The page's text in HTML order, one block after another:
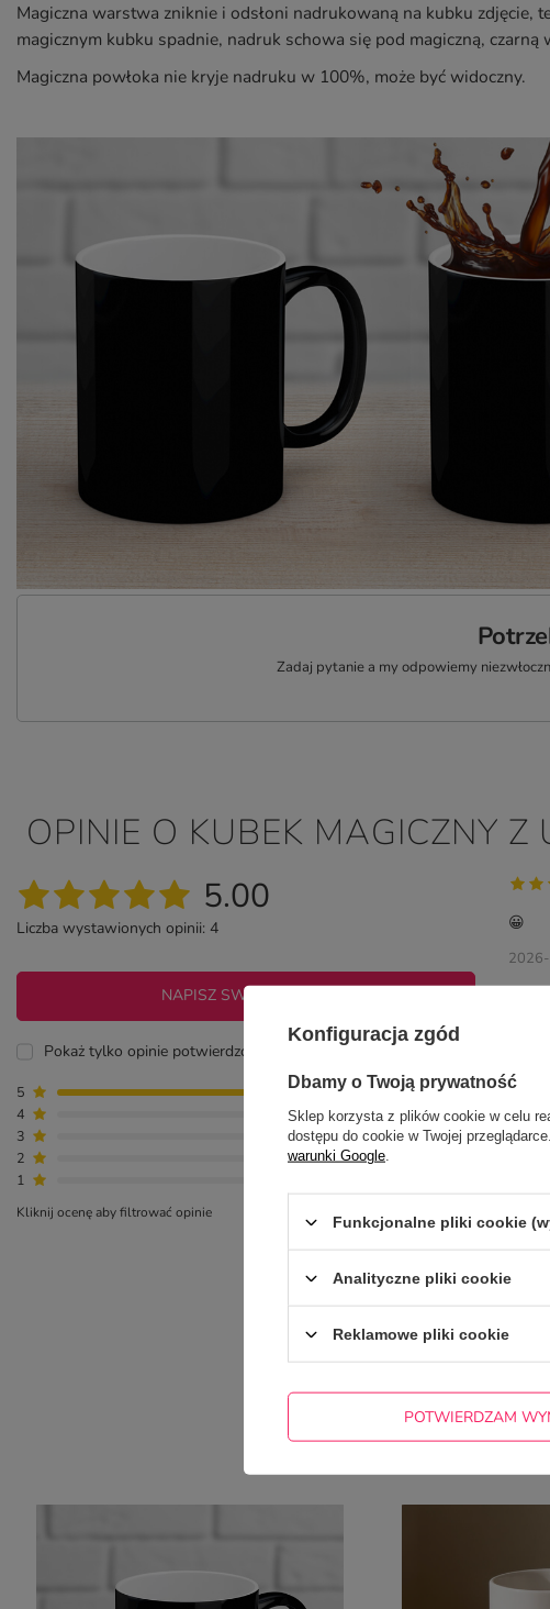
Magiczna warstwa zniknie i odsłoni nadrukowaną na kubku zdjęcie,
magicznym kubku spadnie, nadruk schowa się pod magiczną, czarną
Magiczna powłoka nie kryje nadruku w 100%, może być widoczny.
Zadaj pytanie a my odpowiemy
OPINIE O KUBEK MAGICZNY
5.00
Liczba wystawionych opinii: 4
NAPISZ SWOJĄ OPINIĘ
Pokaż tylko opinie potwierdzone zakupem
5
4
4
0
3
0
2
1
Kliknij ocenę aby filtrować opinie
😀
2025-
Konfiguracja zgód
Dbamy o Twoją prywatność
Sklep korzysta z plików cookie w celu
dostępu do cookie w Twojej
warunki Google
Funkcjonalne pliki cookie
Analityczne pliki cookie
Reklamowe pliki cookie
POTWIERDZAM